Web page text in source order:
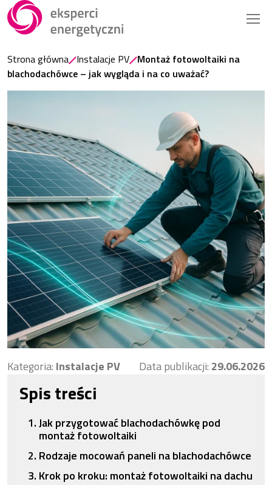
Strona główna Instalacje PV Montaż fotowoltaiki na
blachodachówce – jak wygląda i na co uważać?
Kategoria: Instalacje PV Data publikacji: 29.06.2026
Spis treści
Jak przygotować blachodachówkę pod
montaż fotowoltaiki
Rodzaje mocowań paneli na blachodachówce
Krok po kroku: montaż fotowoltaiki na dachu